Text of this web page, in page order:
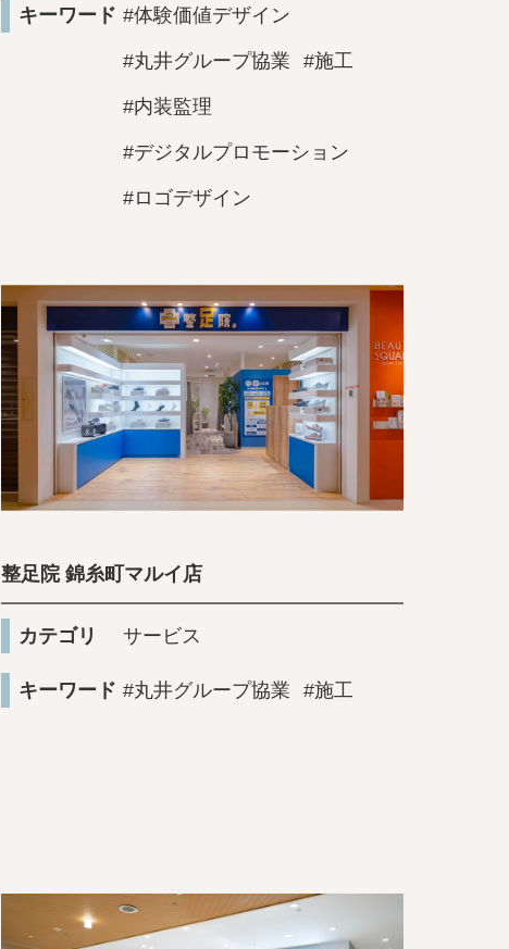
キーワード #体験価値デザイン
#丸井グループ協業 #施工
#内装監理
#デジタルプロモーション
#ロゴデザイン
整足院 錦糸町マルイ店
カテゴリ サービス
キーワード #丸井グループ協業 #施工